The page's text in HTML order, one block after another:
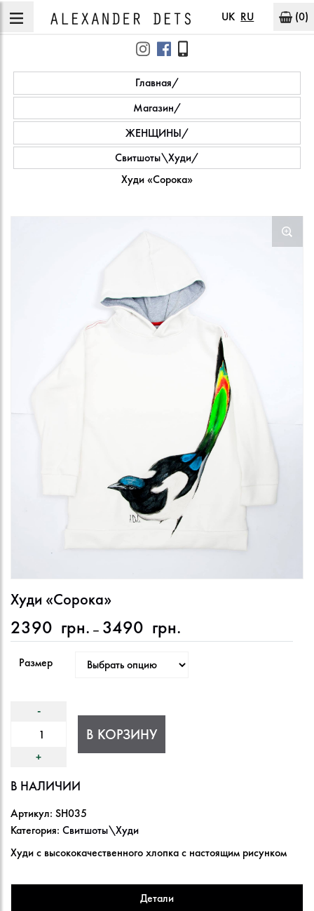
UK RU (0)
Главная
Магазин
ЖЕНЩИНЫ
Свитшоты\Худи
Худи «Сорока»
Худи «Сорока»
2390 грн. – 3490 грн.цен:
Размер
В КОРЗИНУ
В НАЛИЧИИ
Артикул: SH035
Категория: Свитшоты\Худи
Худи с высококачественного хлопка с настоящим рисунком
Детали